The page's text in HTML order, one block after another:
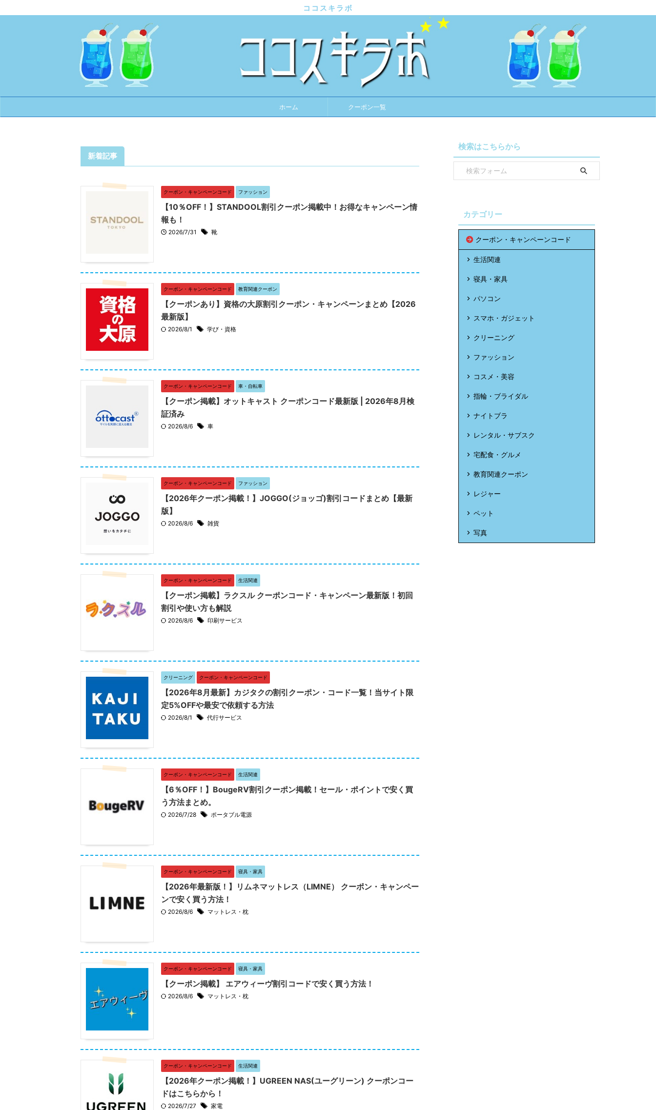
ココスキラボ
ホーム クーポン一覧
新着記事
クーポン・キャンペーンコード ファッション
【10％OFF！】STANDOOL割引クーポン掲載中！お得なキャンペーン情
報も！
2026/7/31 靴
クーポン・キャンペーンコード 教育関連クーポン
【クーポンあり】資格の大原割引クーポン・キャンペーンまとめ【2026
最新版】
2026/8/1 学び・資格
クーポン・キャンペーンコード 車・自転車
【クーポン掲載】オットキャスト クーポンコード最新版 | 2026年8月検
証済み
2026/8/6 車
クーポン・キャンペーンコード ファッション
【2026年クーポン掲載！】JOGGO(ジョッゴ)割引コードまとめ【最新
版】
2026/8/6 雑貨
クーポン・キャンペーンコード 生活関連
【クーポン掲載】ラクスル クーポンコード・キャンペーン最新版！初回
割引や使い方も解説
2026/8/6 印刷サービス
クリーニング クーポン・キャンペーンコード
【2026年8月最新】カジタクの割引クーポン・コード一覧！当サイト限
定5%OFFや最安で依頼する方法
2026/8/1 代行サービス
クーポン・キャンペーンコード 生活関連
【6％OFF！】BougeRV割引クーポン掲載！セール・ポイントで安く買
う方法まとめ。
2026/7/28 ポータブル電源
クーポン・キャンペーンコード 寝具・家具
【2026年最新版！】リムネマットレス（LIMNE） クーポン・キャンペー
ンで安く買う方法！
2026/8/6 マットレス・枕
クーポン・キャンペーンコード 寝具・家具
【クーポン掲載】 エアウィーヴ割引コードで安く買う方法！
2026/8/6 マットレス・枕
クーポン・キャンペーンコード 生活関連
【2026年クーポン掲載！】UGREEN NAS(ユーグリーン) クーポンコー
ドはこちらから！
2026/7/27 家電
検索はこちらから
カテゴリー
クーポン・キャンペーンコード
生活関連
寝具・家具
パソコン
スマホ・ガジェット
クリーニング
ファッション
コスメ・美容
指輪・ブライダル
ナイトブラ
レンタル・サブスク
宅配食・グルメ
教育関連クーポン
レジャー
ペット
写真